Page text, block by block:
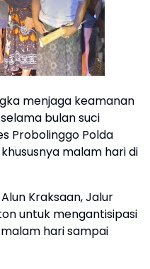
menjaga keamanan
bulan suci
Probolinggo Polda
malam hari di
Kraksaan, Jalur
untuk mengantisipasi
hari sampai